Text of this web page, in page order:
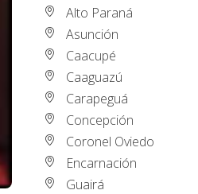
Alto Paraná
Asunción
Caacupé
Caaguazú
Carapeguá
Concepción
Coronel Oviedo
Encarnación
Guairá